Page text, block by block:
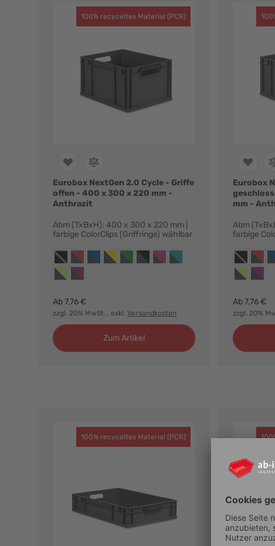
100% recyceltes Material (PCR)
Eurobox NextGen 2.0 Cycle - Griffe
offen - 400 x 300 x 220 mm -
Anthrazit
Abm (TxBxH): 400 x 300 x 220 mm |
farbige ColorClips (Griffringe) wählbar
Farbvarianten:
anthrazit, ohne griffringe
anthrazit, griffringe rot
anthrazit, griffringe blau
anthrazit, griffringe gelb
anthrazit, griffringe grün
anthrazit, griffringe schwarz
anthrazit, griffringe magenta
anthrazit, griffringe türkis
anthrazit, griffringe hellgrün
anthrazit, griffringe purpur
Ab7,76 €
zzgl. 20% MwSt. , exkl. Versandkosten
Zum Artikel
Eurobox
mm -
Abm
farbige
anthrazit,
anthrazit,
Ab7,76 €
zzgl. 20%
100% recyceltes Material (PCR)